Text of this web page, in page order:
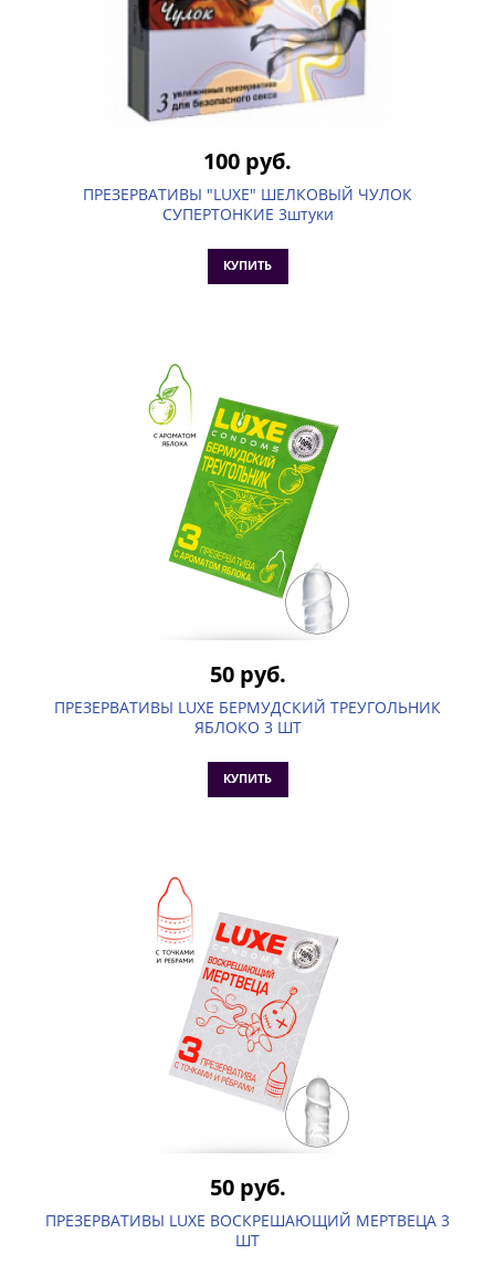
100 руб.
ПРЕЗЕРВАТИВЫ "LUXE" ШЕЛКОВЫЙ ЧУЛОК
СУПЕРТОНКИЕ 3штуки
КУПИТЬ
50 руб.
ПРЕЗЕРВАТИВЫ LUXE БЕРМУДСКИЙ ТРЕУГОЛЬНИК
ЯБЛОКО 3 ШТ
КУПИТЬ
50 руб.
ПРЕЗЕРВАТИВЫ LUXE ВОСКРЕШАЮЩИЙ МЕРТВЕЦА 3
ШТ